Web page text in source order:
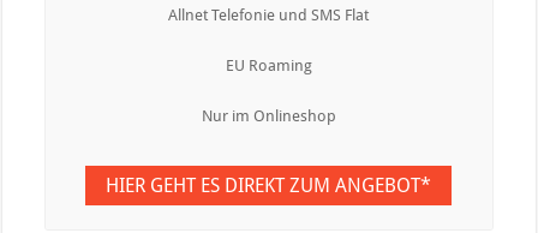
Allnet Telefonie und SMS Flat
EU Roaming
Nur im Onlineshop
HIER GEHT ES DIREKT ZUM ANGEBOT*